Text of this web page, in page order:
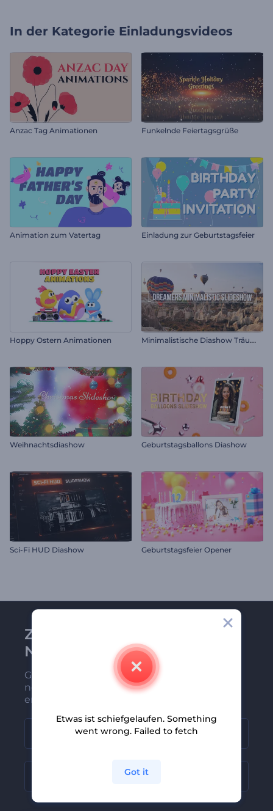
In der Kategorie Einladungsvideos
Anzac Tag Animationen Funkelnde Feiertagsgrüße
Animation zum Vatertag Einladung zur Geburtstagsfeier
Hoppy Ostern Animationen M
inimalistische Diashow Träumer
Weihnachtsdiashow Geburtstagsballons Diashow
Sci-Fi HUD Diashow Geburtstagsfeier Opener
Zu Renderforest-
Newsletter anmelden
Gehören Sie zu den Ersten, die unsere
neuesten Nachrichten und Angebote
erhalten
Etwas ist schiefgelaufen. Something
went wrong. Failed to fetch
Got it